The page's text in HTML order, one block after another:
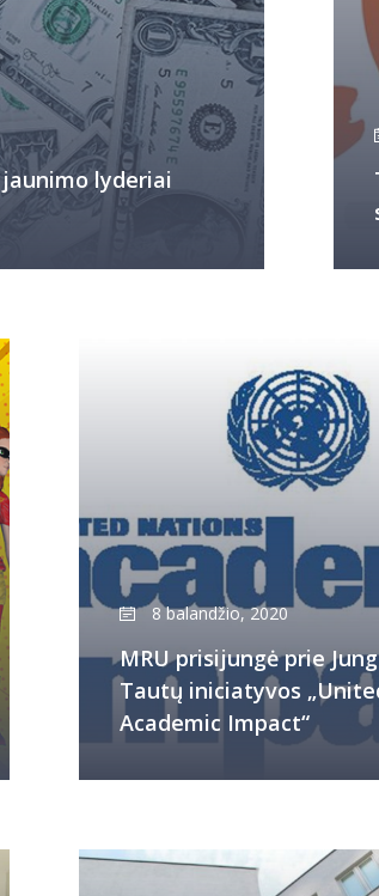
lyderiai
8 balandžio, 2020
MRU prisijungė prie
Tautų iniciatyvos
Academic Impact“